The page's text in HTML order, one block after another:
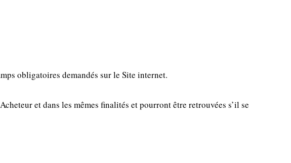
obligatoires demandés sur le Site internet.
et dans les mêmes finalités et pourront être retrouvées s’il se